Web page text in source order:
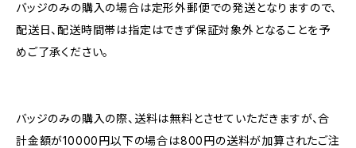
バッジのみの購入の場合は定形外郵便での発送となりますので、
配送日、配送時間帯は指定はできず保証対象外となることを予
めご了承ください。
バッジのみの購入の際、送料は無料とさせていただきますが、合
計金額が10000円以下の場合は800円の送料が加算されたご注